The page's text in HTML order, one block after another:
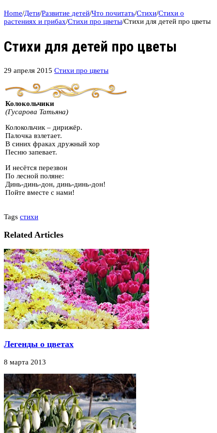
Home/Дети/Развитие детей/Что почитать/Стихи/Стихи о
растениях и грибах/Стихи про цветы/Стихи для детей про цветы
Стихи для детей про цветы
29 апреля 2015 Стихи про цветы
Колокольчики
(Гусарова Татьяна)
Колокольчик – дирижёр.
Палочка взлетает.
В синих фраках дружный хор
Песню запевает.
И несётся перезвон
По лесной поляне:
Динь-динь-дон, динь-динь-дон!
Пойте вместе с нами!
Tags стихи
Related Articles
Легенды о цветах
8 марта 2013